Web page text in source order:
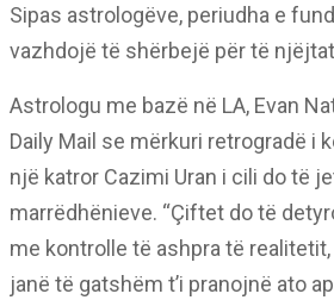
Sipas astrologëve, periudha e
vazhdojë të shërbejë për të
Astrologu me bazë në LA, Evan
Daily Mail se mërkuri retrogradë i
një katror Cazimi Uran i cili do të
marrëdhënieve. “Çiftet do të
me kontrolle të ashpra të
janë të gatshëm t’i pranojnë ato